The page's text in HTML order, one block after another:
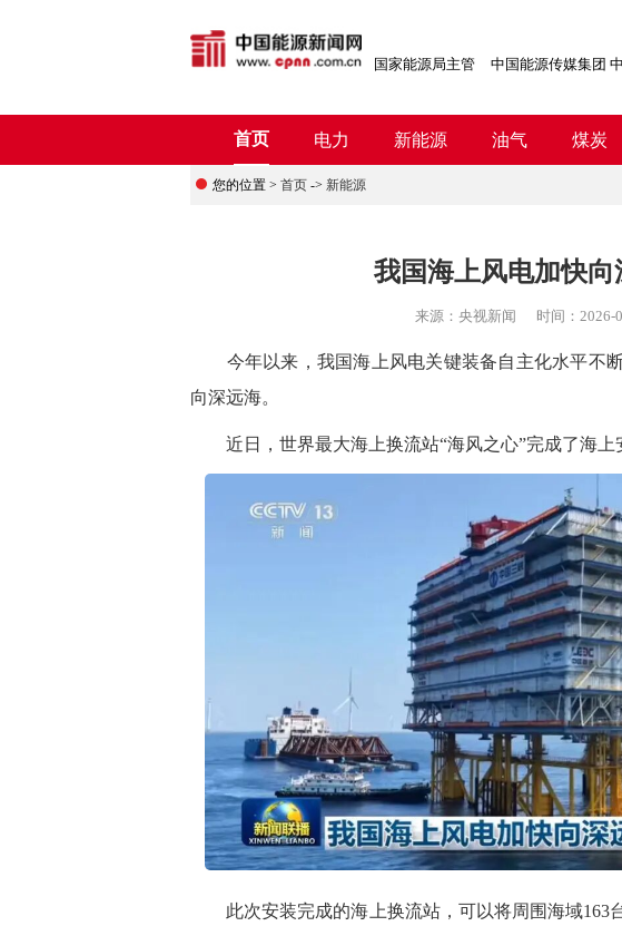
国家能源局主管 中国能源传媒集团
首页 电力 新能源 油气 煤炭
您的位置 > 首页 -> 新能源
我国海上风电加快向
来源： 央视新闻 时间： 2026-
今年以来，我国海上风电关键装备自主化水平不
向深远海。
近日，世界最大海上换流站“海风之心”完成了海上
此次安装完成的海上换流站，可以将周围海域163